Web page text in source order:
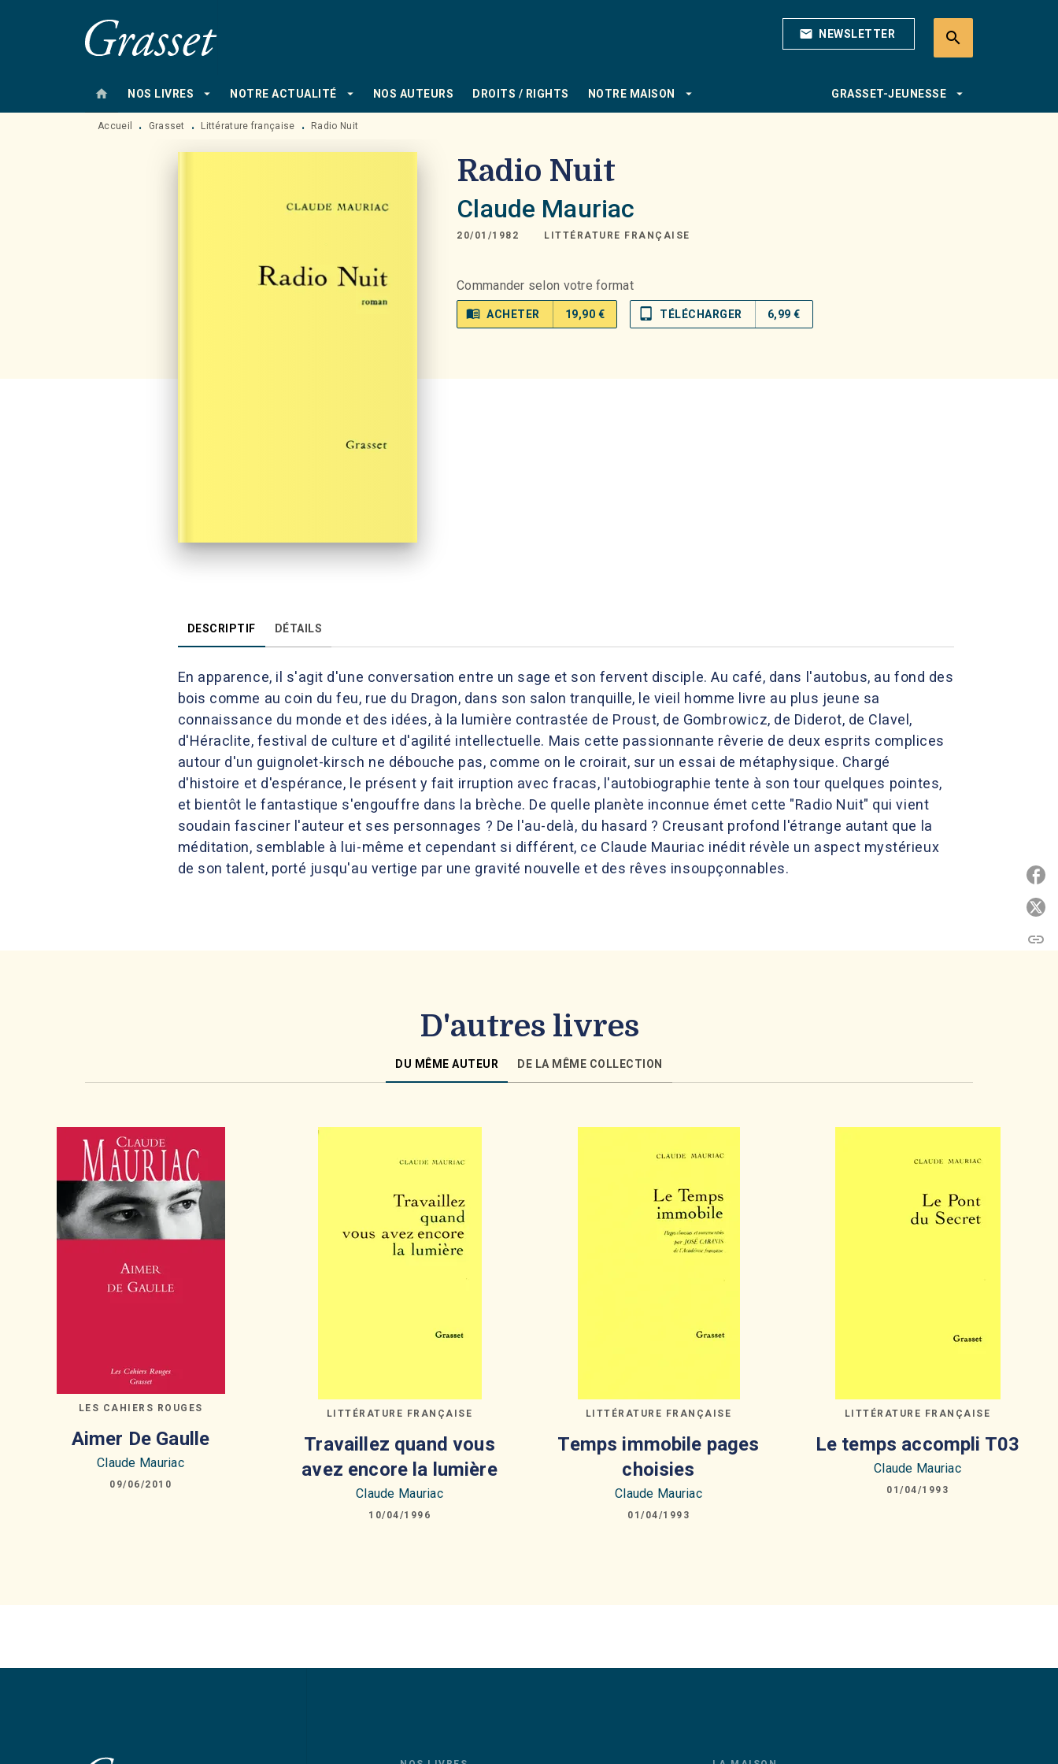
MENU RECHERCHE mail NEWSLETTER search
home NOS LIVRES arrow_drop_down NOTRE ACTUALITÉ arrow_drop_down NOS AUTEURS DROITS / RIGHTS NOTRE MAISON arrow_drop_down GRASSET-JEUNESSE arrow_drop_down
Accueil • Grasset • Littérature française • Radio Nuit
Radio Nuit
Claude Mauriac
20/01/1982 LITTÉRATURE FRANÇAISE
Commander selon votre format
menu_book ACHETER 19,90 € tablet_mac TÉLÉCHARGER 6,99 €
DESCRIPTIF DÉTAILS
En apparence, il s'agit d'une conversation entre un sage et son fervent disciple. Au café, dans l'autobus, au fond des
bois comme au coin du feu, rue du Dragon, dans son salon tranquille, le vieil homme livre au plus jeune sa
connaissance du monde et des idées, à la lumière contrastée de Proust, de Gombrowicz, de Diderot, de Clavel,
d'Héraclite, festival de culture et d'agilité intellectuelle. Mais cette passionnante rêverie de deux esprits complices
autour d'un guignolet-kirsch ne débouche pas, comme on le croirait, sur un essai de métaphysique. Chargé
d'histoire et d'espérance, le présent y fait irruption avec fracas, l'autobiographie tente à son tour quelques pointes,
et bientôt le fantastique s'engouffre dans la brèche. De quelle planète inconnue émet cette "Radio Nuit" qui vient
soudain fasciner l'auteur et ses personnages ? De l'au-delà, du hasard ? Creusant profond l'étrange autant que la
méditation, semblable à lui-même et cependant si différent, ce Claude Mauriac inédit révèle un aspect mystérieux
de son talent, porté jusqu'au vertige par une gravité nouvelle et des rêves insoupçonnables.
D'autres livres
DU MÊME AUTEUR DE LA MÊME COLLECTION
LES CAHIERS ROUGES
Aimer De Gaulle
Claude Mauriac
09/06/2010
LITTÉRATURE FRANÇAISE
Travaillez quand vous
avez encore la lumière
Claude Mauriac
10/04/1996
LITTÉRATURE FRANÇAISE
Temps immobile pages
choisies
Claude Mauriac
01/04/1993
LITTÉRATURE FRANÇAISE
Le temps accompli T03
Claude Mauriac
01/04/1993
link